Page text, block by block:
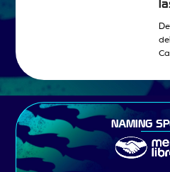
NAMING